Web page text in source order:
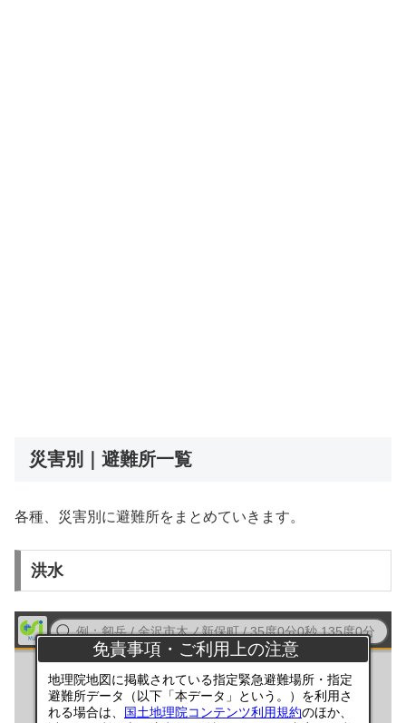
災害別｜避難所一覧
各種、災害別に避難所をまとめていきます。
洪水